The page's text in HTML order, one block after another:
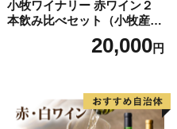
たくさんの皆様に感謝申
子ども達の遊び場「 ふ
されました。
小牧ワイナリー 赤ワイン２
本飲み比べセット（小牧産ぶ
どう100％使用）20,000円